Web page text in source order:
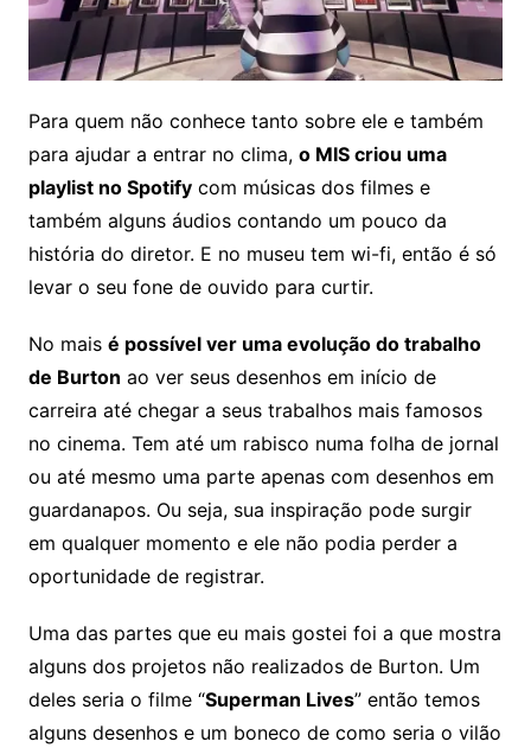
Para quem não conhece tanto sobre ele e também
para ajudar a entrar no clima, o MIS criou uma
playlist no Spotifycom músicas dos filmes e
também alguns áudios contando um pouco da
história do diretor. E no museu tem wi-fi, então é só
levar o seu fone de ouvido para curtir.
No mais é possível ver uma evolução do trabalho
de Burton ao ver seus desenhos em início de
carreira até chegar a seus trabalhos mais famosos
no cinema. Tem até um rabisco numa folha de jornal
ou até mesmo uma parte apenas com desenhos em
guardanapos. Ou seja, sua inspiração pode surgir
em qualquer momento e ele não podia perder a
oportunidade de registrar.
Uma das partes que eu mais gostei foi a que mostra
alguns dos projetos não realizados de Burton. Um
deles seria o filme “Superman Lives” então temos
alguns desenhos e um boneco de como seria o vilão